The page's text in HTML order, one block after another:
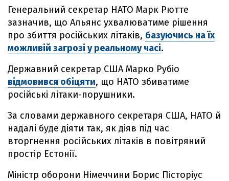
Генеральний секретар НАТО Марк Рютте
зазначив, що Альянс ухвалюватиме рішення
про збиття російських літаків, базуючись на їх
можливій загрозі у реальному часі.
Державний секретар США Марко Рубіо
відмовився обіцяти, що НАТО збиватиме
російські літаки-порушники.
За словами державного секретаря США, НАТО й
надалі буде діяти так, як діяв під час
вторгнення російських літаків в повітряний
простір Естонії.
Міністр оборони Німеччини Борис Пісторіус